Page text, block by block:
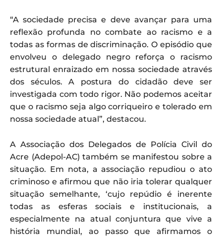
“A sociedade precisa e deve avançar para uma
reflexão profunda no combate ao racismo e a
todas as formas de discriminação. O episódio que
envolveu o delegado negro reforça o racismo
estrutural enraizado em nossa sociedade através
dos séculos. A postura do cidadão deve ser
investigada com todo rigor. Não podemos aceitar
que o racismo seja algo corriqueiro e tolerado em
nossa sociedade atual”, destacou.
A Associação dos Delegados de Polícia Civil do
Acre (Adepol-AC) também se manifestou sobre a
situação. Em nota, a associação repudiou o ato
criminoso e afirmou que não iria tolerar qualquer
situação semelhante, ‘cujo repúdio é inerente
todas as esferas sociais e institucionais, a
especialmente na atual conjuntura que vive a
história mundial, ao passo que afirmamos o